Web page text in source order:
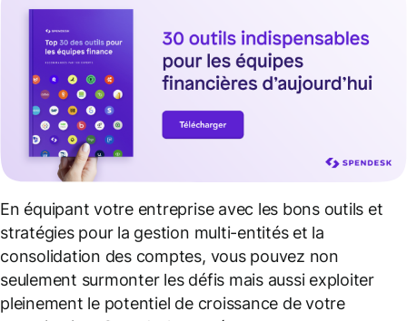
En équipant votre entreprise avec les bons outils et
stratégies pour la gestion multi-entités et la
consolidation des comptes, vous pouvez non
seulement surmonter les défis mais aussi exploiter
pleinement le potentiel de croissance de votre